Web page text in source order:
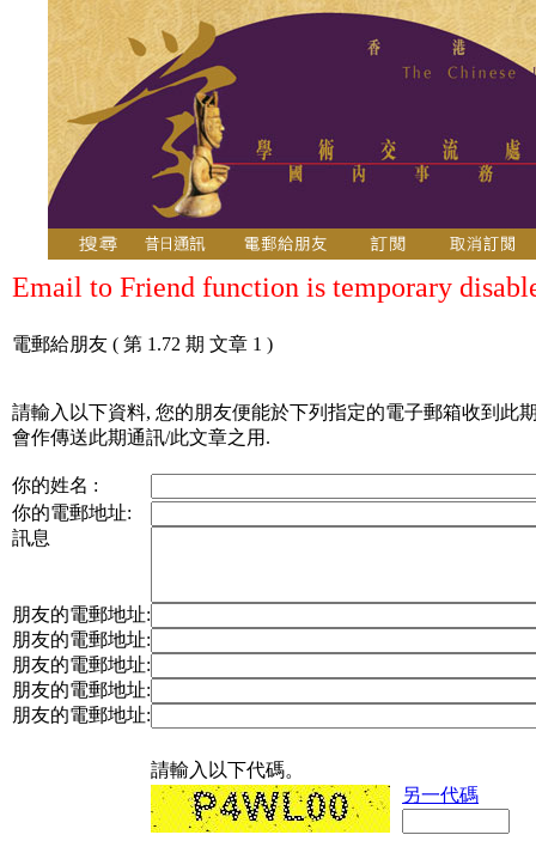
Email to Friend function is temporary
電郵給朋友 ( 第 1.72 期 文章 1 )
請輸入以下資料, 您的朋友便能於下列指定的電子郵箱收到此
會作傳送此期通訊/此文章之用.
你的姓名 :
你的電郵地址:
訊息
朋友的電郵地址:
朋友的電郵地址:
朋友的電郵地址:
朋友的電郵地址:
朋友的電郵地址:
請輸入以下代碼。
另一代碼